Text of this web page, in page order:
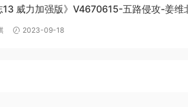
13 威力加强版》V4670615-五路侵攻-姜维
全DLC-中文版百度网盘下载
2023-09-18